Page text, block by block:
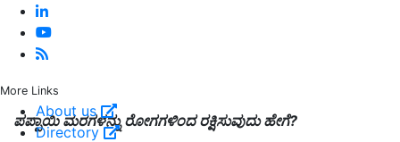
More Links
About us
Directory
ಪಪ್ಪಾಯಿ ಮರಗಳನ್ನು ರೋಗಗಳಿಂದ ರಕ್ಷಿಸುವುದು ಹೇಗೆ?